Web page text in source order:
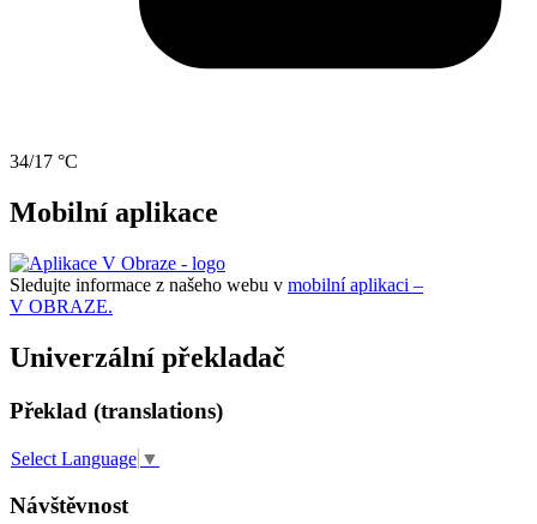
34/17 °C
Mobilní aplikace
Sledujte informace z našeho webu v mobilní aplikaci –
V OBRAZE.
Univerzální překladač
Překlad (translations)
Select Language ▼
Návštěvnost